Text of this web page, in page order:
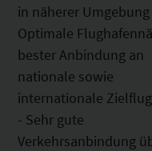
in näherer Umgebung
Optimale
bester Anbindung an
nationale sowie
internationale
- Sehr gute
Verkehrsanbindung